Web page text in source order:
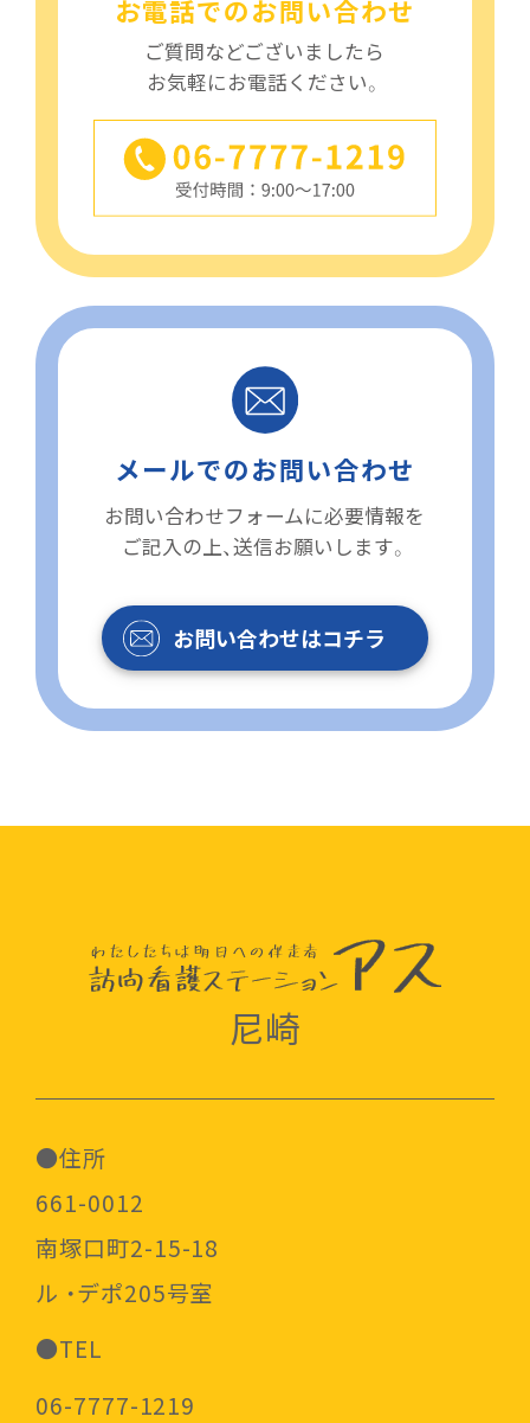
お電話でのお問い合わせ
ご質問などございましたら
お気軽にお電話ください。
メールでのお問い合わせ
お問い合わせフォームに必要情報を
ご記入の上、送信お願いします。
お問い合わせはコチラ
尼崎
●住所
661-0012
南塚口町2-15-18
ル ・デポ205号室
●TEL
06-7777-1219